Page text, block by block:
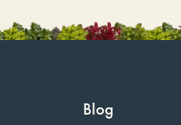
Blog